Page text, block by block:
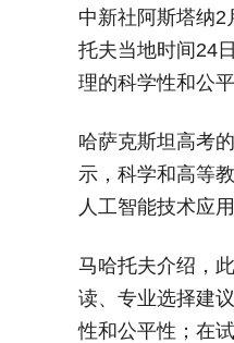
中新社阿斯塔纳2
托夫当地时间24
理的科学性和公平
哈萨克斯坦高考
示，科学和高等
人工智能技术应
马哈托夫介绍，
读、专业选择建
性和公平性；在